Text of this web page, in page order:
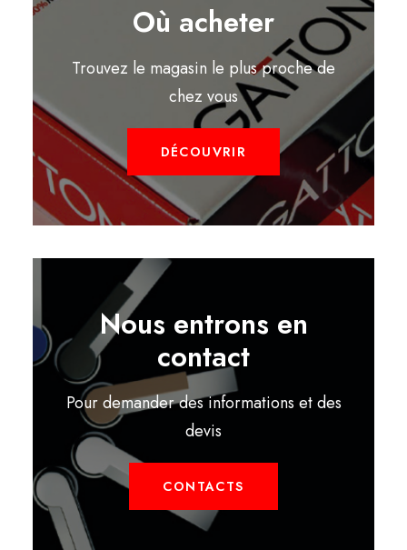
Où acheter
Trouvez le magasin le plus proche de
chez vous
DÉCOUVRIR
Nous entrons en
contact
Pour demander des informations et des
devis
CONTACTS